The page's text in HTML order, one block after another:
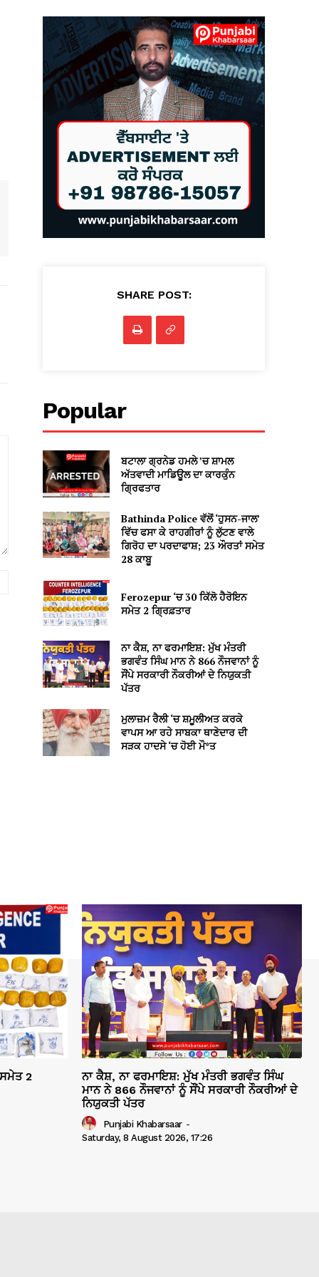
SHARE POST:
Popular
ਬਟਾਲਾ ਗ੍ਰਨੇਡ ਹਮਲੇ ’ਚ ਸ਼ਾਮਲ
ਅੱਤਵਾਦੀ ਮਾਡਿਊਲ ਦਾ ਕਾਰਕੁੰਨ
ਗ੍ਰਿਫਤਾਰ
Bathinda Police ਵੱਲੋਂ ‘ਹੁਸਨ-ਜਾਲ’
ਵਿੱਚ ਫਸਾ ਕੇ ਰਾਹਗੀਰਾਂ ਨੂੰ ਲੁੱਟਣ ਵਾਲੇ
ਗਿਰੋਹ ਦਾ ਪਰਦਾਫਾਸ਼; 23 ਔਰਤਾਂ ਸਮੇਤ
28 ਕਾਬੂ
Ferozepur ‘ਚ 30 ਕਿੱਲੋ ਹੈਰੋਇਨ
ਸਮੇਤ 2 ਗ੍ਰਿਫ਼ਤਾਰ
ਨਾ ਕੈਸ਼, ਨਾ ਫਰਮਾਇਸ਼: ਮੁੱਖ ਮੰਤਰੀ
ਭਗਵੰਤ ਸਿੰਘ ਮਾਨ ਨੇ 866 ਨੌਜਵਾਨਾਂ ਨੂੰ
ਸੌਂਪੇ ਸਰਕਾਰੀ ਨੌਕਰੀਆਂ ਦੇ ਨਿਯੁਕਤੀ
ਪੱਤਰ
ਮੁਲਾਜ਼ਮ ਰੈਲੀ ‘ਚ ਸ਼ਮੂਲੀਅਤ ਕਰਕੇ
ਵਾਪਸ ਆ ਰਹੇ ਸਾਬਕਾ ਥਾਣੇਦਾਰ ਦੀ
ਸੜਕ ਹਾਦਸੇ ‘ਚ ਹੋਈ ਮੌ*ਤ
2
ਨਾ ਕੈਸ਼, ਨਾ ਫਰਮਾਇਸ਼: ਮੁੱਖ ਮੰਤਰੀ ਭਗਵੰਤ ਸਿੰਘ
ਮਾਨ ਨੇ 866 ਨੌਜਵਾਨਾਂ ਨੂੰ ਸੌਂਪੇ ਸਰਕਾਰੀ ਨੌਕਰੀਆਂ ਦੇ
ਨਿਯੁਕਤੀ ਪੱਤਰ
Punjabi Khabarsaar -
Saturday, 8 August 2026, 17:26